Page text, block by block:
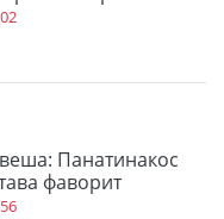
Панатинакос
фаворит